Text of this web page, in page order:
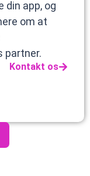
din app, og
om at
partner.
Kontakt os